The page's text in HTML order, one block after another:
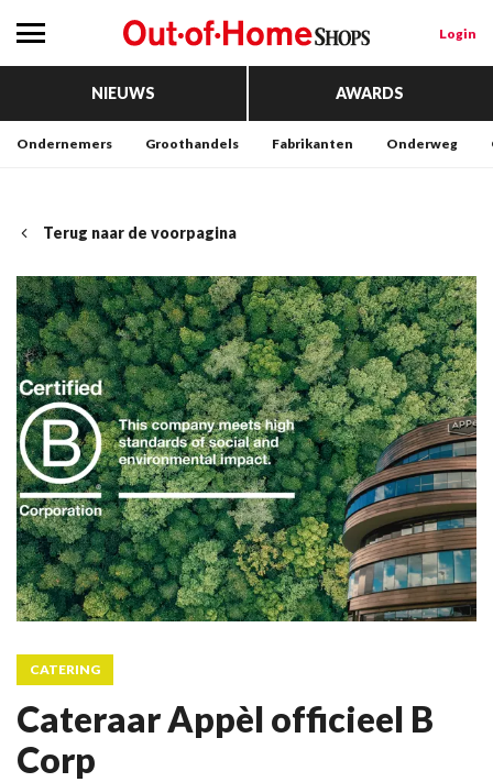
Login
NIEUWS AWARDS
Ondernemers Groothandels Fabrikanten Onderweg
Terug naar de voorpagina
CATERING
Cateraar Appèl officieel B
Corp